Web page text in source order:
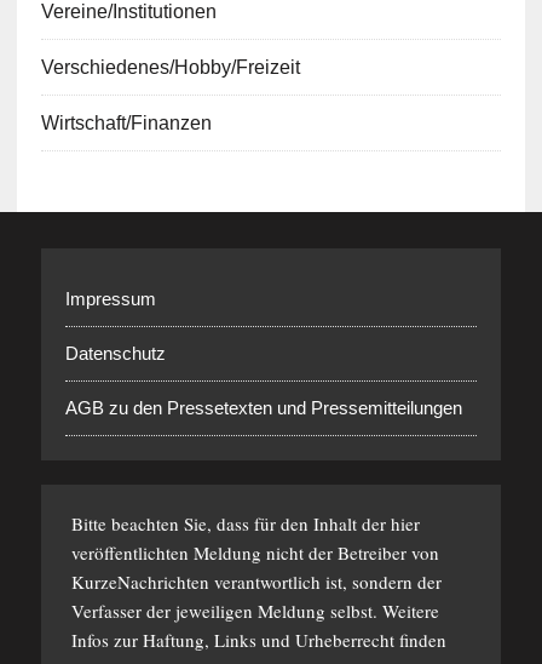
Vereine/Institutionen
Verschiedenes/Hobby/Freizeit
Wirtschaft/Finanzen
Impressum
Datenschutz
AGB zu den Pressetexten und Pressemitteilungen
Bitte beachten Sie, dass für den Inhalt der hier
veröffentlichten Meldung nicht der Betreiber von
KurzeNachrichten verantwortlich ist, sondern der
Verfasser der jeweiligen Meldung selbst. Weitere
Infos zur Haftung, Links und Urheberrecht finden